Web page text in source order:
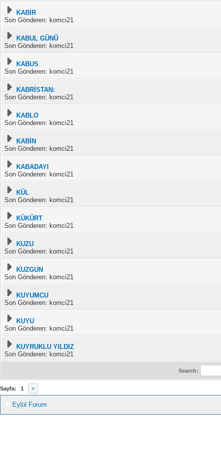
KABİR
Son Gönderen: komci21
KABUL GÜNÜ
Son Gönderen: komci21
KABUS
Son Gönderen: komci21
KABRİSTAN:
Son Gönderen: komci21
KABLO
Son Gönderen: komci21
KABİN
Son Gönderen: komci21
KABADAYI
Son Gönderen: komci21
KÜL
Son Gönderen: komci21
KÜKÜRT
Son Gönderen: komci21
KUZU
Son Gönderen: komci21
KUZGUN
Son Gönderen: komci21
KUYUMCU
Son Gönderen: komci21
KUYU
Son Gönderen: komci21
KUYRUKLU YILDIZ
Son Gönderen: komci21
Search:
Sayfa: 1 »
Eylül Forum